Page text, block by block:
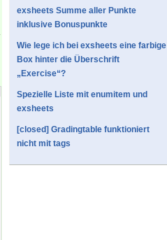
exsheets Summe aller Punkte
inklusive Bonuspunkte
Wie lege ich bei exsheets eine farbige
Box hinter die Überschrift
„Exercise“?
Spezielle Liste mit enumitem und
exsheets
[closed] Gradingtable funktioniert
nicht mit tags